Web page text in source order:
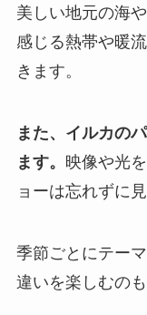
美しい地元の海
感じる熱帯や暖
きます。
また、イルカの
ます。 映像や光
ョーは忘れずに
季節ごとにテー
違いを楽しむのも